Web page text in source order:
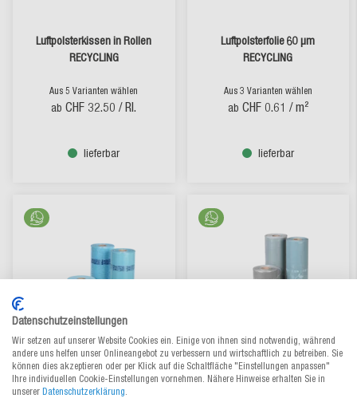
Luftpolsterkissen in Rollen
RECYCLING
Aus 5 Varianten wählen
ab CHF 32.50 / Rl.
lieferbar
Luftpolsterfolie 60 µm
RECYCLING
Aus 3 Varianten wählen
ab CHF 0.61 / m²
lieferbar
AirWave1 / AirWave2
Luftkissenfolie RECYCLING
MINI PAK’R® Luftkissenfolie
Datenschutzeinstellungen
Wir setzen auf unserer Website Cookies ein. Einige von ihnen sind notwendig, während
andere uns helfen unser Onlineangebot zu verbessern und wirtschaftlich zu betreiben. Sie
können dies akzeptieren oder per Klick auf die Schaltfläche "Einstellungen anpassen"
Ihre individuellen Cookie-Einstellungen vornehmen. Nähere Hinweise erhalten Sie in
unserer Datenschutzerklärung.